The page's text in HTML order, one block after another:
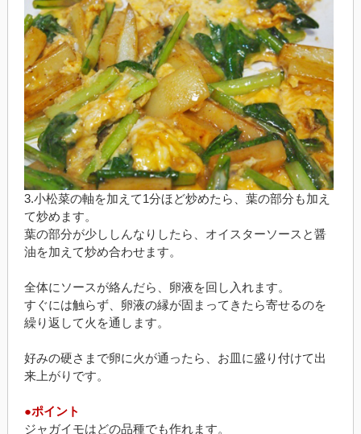
3.小松菜の軸を加えて1分ほど炒めたら、葉の部分も加え
て炒めます。
葉の部分が少ししんなりしたら、オイスターソースと醤
油を加えて炒め合わせます。
全体にソースが絡んだら、卵液を回し入れます。
すぐには触らず、卵液の縁が固まってきたら寄せるのを
繰り返して火を通します。
好みの硬さまで卵に火が通ったら、お皿に盛り付けて出
来上がりです。
●ポイント
ジャガイモはどの品種でも作れます。